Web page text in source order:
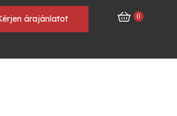
árajánlatot 0